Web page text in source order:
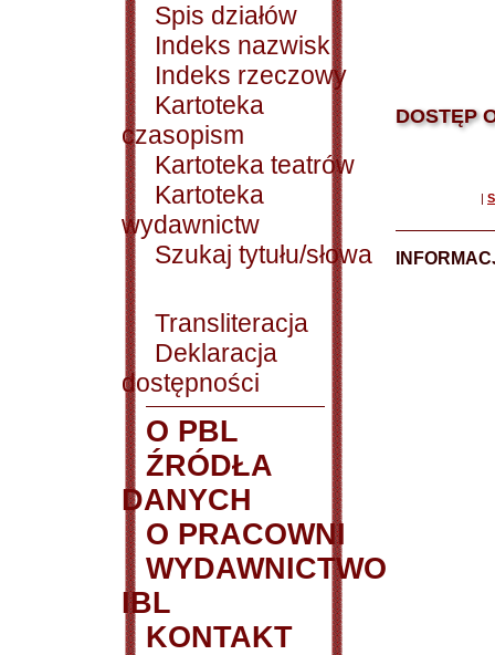
Spis działów
Indeks nazwisk
Indeks rzeczowy
Kartoteka
czasopism
Kartoteka teatrów
Kartoteka
wydawnictw
Szukaj tytułu/słowa
Transliteracja
Deklaracja
dostępności
O PBL
ŹRÓDŁA
DANYCH
O PRACOWNI
WYDAWNICTWO
IBL
KONTAKT
DOSTĘP
|